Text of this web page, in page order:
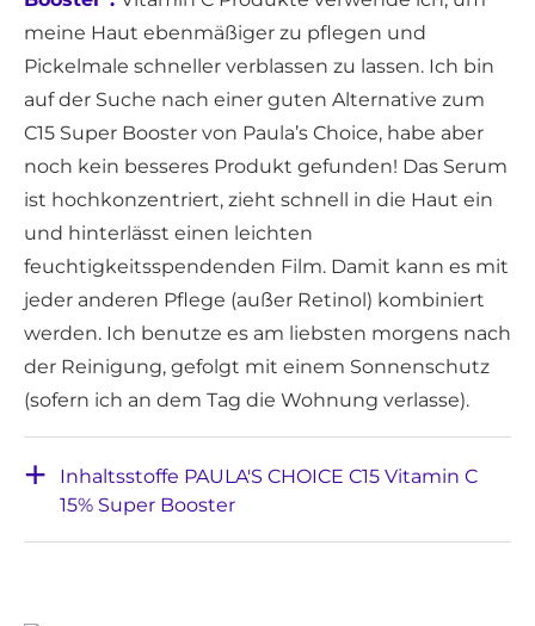
meine Haut ebenmäßiger zu pflegen und
Pickelmale schneller verblassen zu lassen. Ich bin
auf der Suche nach einer guten Alternative zum
C15 Super Booster von Paula’s Choice, habe aber
noch kein besseres Produkt gefunden! Das Serum
ist hochkonzentriert, zieht schnell in die Haut ein
und hinterlässt einen leichten
feuchtigkeitsspendenden Film. Damit kann es mit
jeder anderen Pflege (außer Retinol) kombiniert
werden. Ich benutze es am liebsten morgens nach
der Reinigung, gefolgt mit einem Sonnenschutz
(sofern ich an dem Tag die Wohnung verlasse).
Inhaltsstoffe PAULA'S CHOICE C15 Vitamin C
15% Super Booster